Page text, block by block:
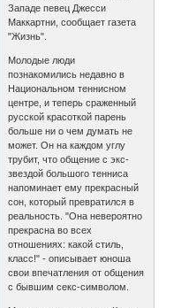
Западе певец Джесси
Маккартни, сообщает газета
"Жизнь".
Молодые люди
познакомились недавно в
Национальном теннисном
центре, и теперь сраженный
русской красоткой парень
больше ни о чем думать не
может. Он на каждом углу
трубит, что общение с экс-
звездой большого тенниса
напоминает ему прекрасный
сон, который превратился в
реальность. "Она невероятно
прекрасна во всех
отношениях: какой стиль,
класс!" - описывает юноша
свои впечатления от общения
с бывшим секс-символом.